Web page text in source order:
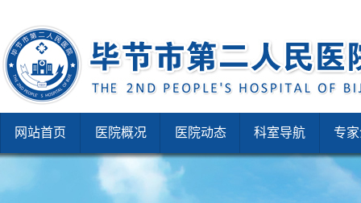
网站首页 医院概况 医院动态 科室导航 专